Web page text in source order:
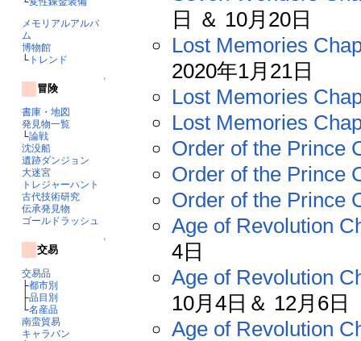
メモリアルアルバ
ム
博物館
└トレンド
↑
冒険
書庫・地図
発見物一覧
└論戦
沈没船
遺跡ダンジョン
大迷宮
トレジャーハント
古代技術研究
伝承発見物
ゴールドラッシュ
↑
交易
交易品
├都市別
├品目別
└名産品
南蛮貿易
キャラバン
日 ＆ 10月20日
Lost Memories
2020年1月21日
Lost Memories
Lost Memories
Order of the Prince
Order of the Prince
Order of the Prince
Age of Revolution
4日
Age of Revolution
10月4日＆ 12月6日
Age of Revolution